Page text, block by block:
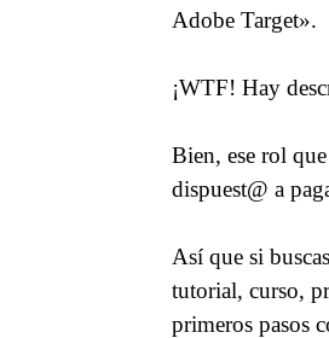
Adobe Target».
¡WTF! Hay
Bien, ese rol
dispuest@ a
Así que si
tutorial, curso,
primeros pasos